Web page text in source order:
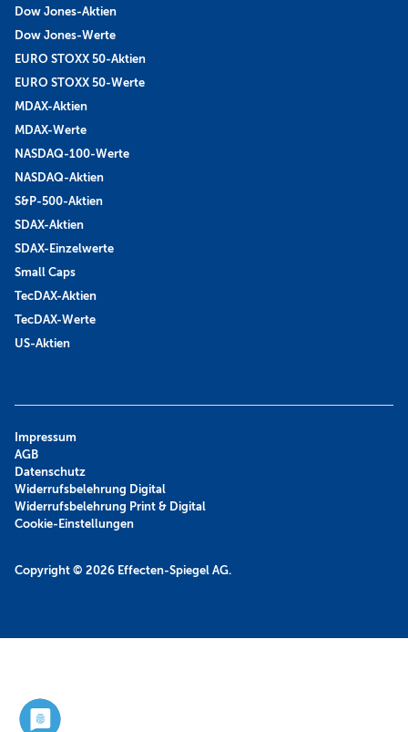
Dow Jones-Aktien
Dow Jones-Werte
EURO STOXX 50-Aktien
EURO STOXX 50-Werte
MDAX-Aktien
MDAX-Werte
NASDAQ-100-Werte
NASDAQ-Aktien
S&P-500-Aktien
SDAX-Aktien
SDAX-Einzelwerte
Small Caps
TecDAX-Aktien
TecDAX-Werte
US-Aktien
Copyright © 2026 Effecten-Spiegel AG.
Impressum
AGB
Datenschutz
Widerrufsbelehrung Digital
Widerrufsbelehrung Print & Digital
Cookie-Einstellungen